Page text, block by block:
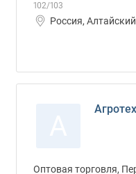
102/103
Россия,
Оптовая торговля,